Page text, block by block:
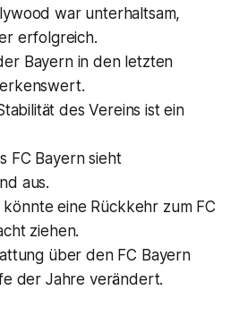
war unterhaltsam,
erfolgreich.
Bayern in den letzten
des Vereins ist ein
FC Bayern sieht
aus.
könnte eine Rückkehr zum FC
ziehen.
über den FC Bayern
der Jahre verändert.